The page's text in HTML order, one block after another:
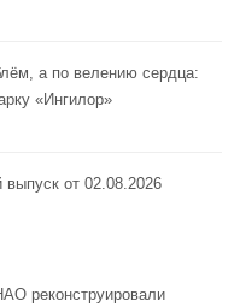
а по велению сердца:
«Ингилор»
от 02.08.2026
реконструировали